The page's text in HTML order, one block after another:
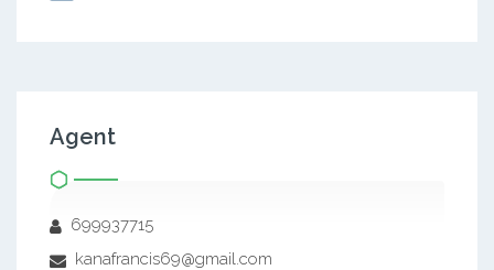
Agent
699937715
kanafrancis69@gmail.com